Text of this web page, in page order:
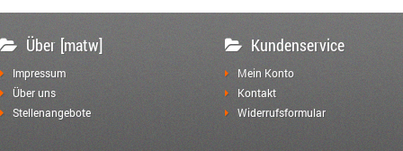
Über [matw]
Impressum
Über uns
Stellenangebote
Kundenservice
Mein Konto
Kontakt
Widerrufsformular